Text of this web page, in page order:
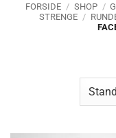
FORSIDE / SHOP /
STRENGE /